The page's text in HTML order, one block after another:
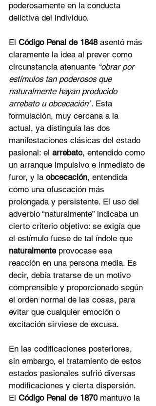
poderosamente en la conducta
delictiva del individuo.
El Código Penal de 1848 asentó más
claramente la idea al prever como
circunstancia atenuante “obrar por
estímulos tan poderosos que
naturalmente hayan producido
arrebato u obcecación”. Esta
formulación, muy cercana a la
actual, ya distinguía las dos
manifestaciones clásicas del estado
pasional: el arrebato, entendido como
un arranque impulsivo e inmediato de
furor, y la obcecación, entendida
como una ofuscación más
prolongada y persistente. El uso del
adverbio “naturalmente” indicaba un
cierto criterio objetivo: se exigía que
el estímulo fuese de tal índole que
naturalmente provocase esa
reacción en una persona media. Es
decir, debía tratarse de un motivo
comprensible y proporcionado según
el orden normal de las cosas, para
evitar que cualquier emoción o
excitación sirviese de excusa.
En las codificaciones posteriores,
sin embargo, el tratamiento de estos
estados pasionales sufrió diversas
modificaciones y cierta dispersión.
El Código Penal de 1870 mantuvo la